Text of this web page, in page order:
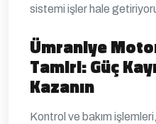
sistemi işler hale
Ümraniye
Tamiri: Güç
Kazanın
Kontrol ve bakım